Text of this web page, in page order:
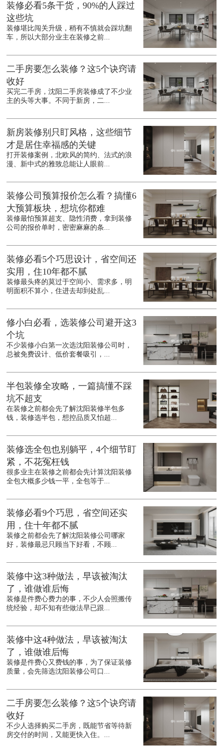
装修必看5条干货，90%的人踩过
这些坑
装修堪比闯关升级，稍有不慎就会踩坑翻
车，所以大部分业主在装修之前...
二手房要怎么装修？这5个诀窍请
收好
买完二手房，沈阳二手房装修成了不少业
主的头等大事。不同于新房，二...
新房装修别只盯风格，这些细节
才是居住幸福感的关键
打开装修案例，北欧风的简约、法式的浪
漫、新中式的雅致总能让人眼前...
装修公司预算报价怎么看？搞懂6
大预算板块，想坑你都难
装修最怕预算超支、隐性消费，拿到装修
公司的报价单时，密密麻麻的条...
装修必看5个巧思设计，省空间还
实用，住10年都不腻
装修最头疼的莫过于空间小、需求多，明
明面积不算小，住进去却到处乱...
修小白必看，选装修公司避开这3
个坑
不少装修小白第一次选沈阳装修公司时，
总被免费设计、低价套餐吸引，...
半包装修全攻略，一篇搞懂不踩
坑不超支
在装修之前都会先了解沈阳装修半包多
钱，装修选半包，想控品质又怕超...
装修选全包也别躺平，4个细节盯
紧，不花冤枉钱
很多业主在装修之前都会先计算沈阳装修
全包大概多少钱一平，全包等于...
装修必看9个巧思，省空间还实
用，住十年都不腻
装修之前都会先了解沈阳装修公司哪家
好，装修最忌只顾当下好看，不顾...
装修中这3种做法，早该被淘汰
了，谁做谁后悔
装修是件费心费力的事，不少人会照搬传
统经验，却不知有些做法早已跟...
装修中这4种做法，早该被淘汰
了，谁做谁后悔
装修是件费心又费钱的事，为了保证装修
质量，会先筛选沈阳装修公司口...
二手房要怎么装修？这5个诀窍请
收好
不少人选择购买二手房，既能节省等待新
房交付的时间，又能更快入住。...